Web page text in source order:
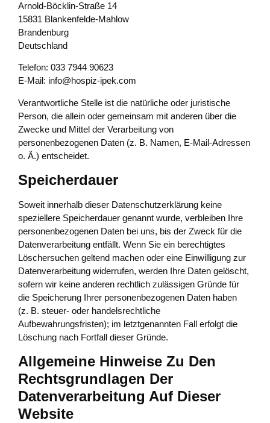
Arnold-Böcklin-Straße 14
15831 Blankenfelde-Mahlow
Brandenburg
Deutschland
Telefon: 033 7944 90623
E-Mail: info@hospiz-ipek.com
Verantwortliche Stelle ist die natürliche oder juristische
Person, die allein oder gemeinsam mit anderen über die
Zwecke und Mittel der Verarbeitung von
personenbezogenen Daten (z. B. Namen, E-Mail-Adressen
o. Ä.) entscheidet.
Speicherdauer
Soweit innerhalb dieser Datenschutzerklärung keine
speziellere Speicherdauer genannt wurde, verbleiben Ihre
personenbezogenen Daten bei uns, bis der Zweck für die
Datenverarbeitung entfällt. Wenn Sie ein berechtigtes
Löschersuchen geltend machen oder eine Einwilligung zur
Datenverarbeitung widerrufen, werden Ihre Daten gelöscht,
sofern wir keine anderen rechtlich zulässigen Gründe für
die Speicherung Ihrer personenbezogenen Daten haben
(z. B. steuer- oder handelsrechtliche
Aufbewahrungsfristen); im letztgenannten Fall erfolgt die
Löschung nach Fortfall dieser Gründe.
Allgemeine Hinweise Zu Den
Rechtsgrundlagen Der
Datenverarbeitung Auf Dieser
Website